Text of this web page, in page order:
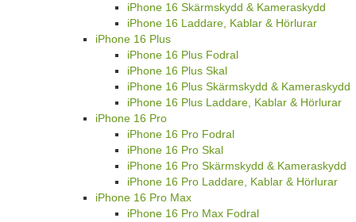
iPhone 16 Skärmskydd & Kameraskydd
iPhone 16 Laddare, Kablar & Hörlurar
iPhone 16 Plus
iPhone 16 Plus Fodral
iPhone 16 Plus Skal
iPhone 16 Plus Skärmskydd & Kameraskydd
iPhone 16 Plus Laddare, Kablar & Hörlurar
iPhone 16 Pro
iPhone 16 Pro Fodral
iPhone 16 Pro Skal
iPhone 16 Pro Skärmskydd & Kameraskydd
iPhone 16 Pro Laddare, Kablar & Hörlurar
iPhone 16 Pro Max
iPhone 16 Pro Max Fodral